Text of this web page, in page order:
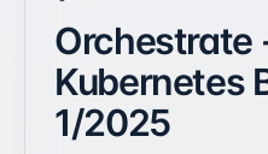
Orchestrate
Kubernetes
1/2025